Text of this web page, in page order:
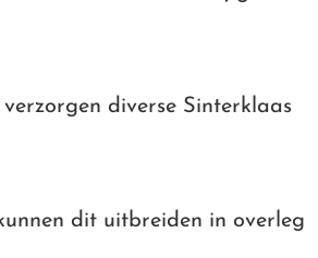
diverse Sinterklaas
dit uitbreiden in overleg